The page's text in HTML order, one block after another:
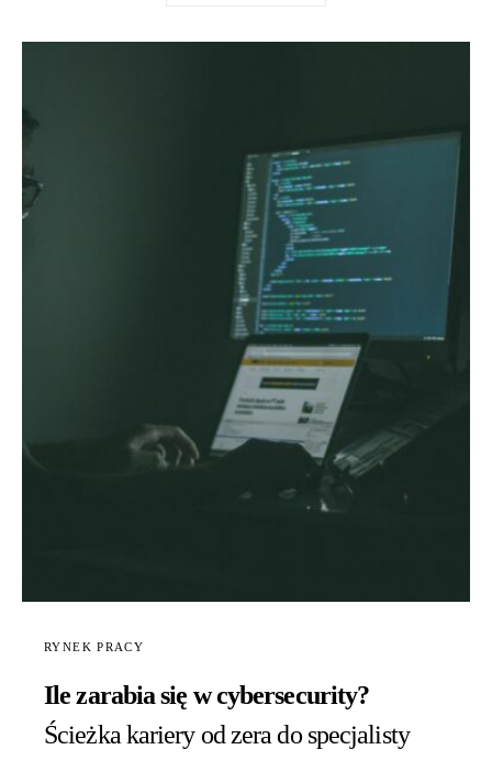
RYNEK PRACY
Ile zarabia się w cybersecurity?
Ścieżka kariery od zera do specjalisty